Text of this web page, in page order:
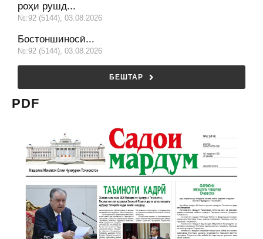
роҳи рушд...
№:92 (5144), 03.08.2026
Бостоншиносӣ...
№:92 (5144), 03.08.2026
БЕШТАР
PDF